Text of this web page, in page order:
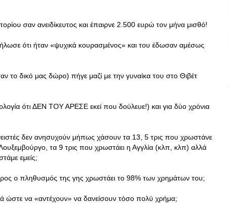
σαν ανειδίκευτος και έπαιρνε 2.500 ευρώ τον μήνα μισθό!
ότι ήταν «ψυχικά κουρασμένος» και του έδωσαν αμέσως
το δικό μας δώρο) πήγε μαζί με την γυναίκα του στο Θιβέτ
ότι ΔΕΝ ΤΟΥ ΑΡΕΣΕ εκεί που δούλευε!) και για δύο χρόνια
δεν ανησυχούν μήπως χάσουν τα 13, 5 τρις που χρωστάνε
τα 9 τρις που χρωστάει η Αγγλία (κλπ, κλπ) αλλά
εμείς;
ο πληθυσμός της γης χρωστάει το 98% των χρημάτων του;
ώστε να «αντέχουν» να δανείσουν τόσο πολύ χρήμα;